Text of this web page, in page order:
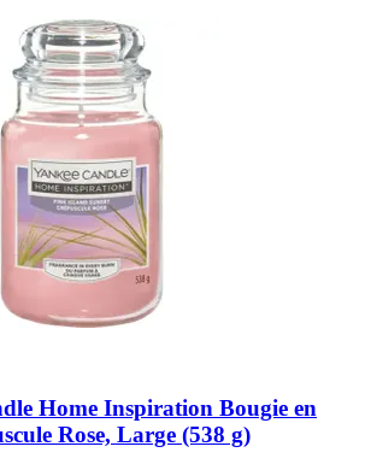
Home Inspiration Bougie en
Rose, Large (538 g)